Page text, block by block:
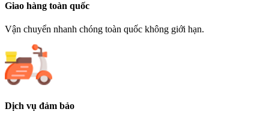
Giao hàng toàn quốc
Vận chuyển nhanh chóng toàn quốc không giới hạn.
Dịch vụ đảm bảo